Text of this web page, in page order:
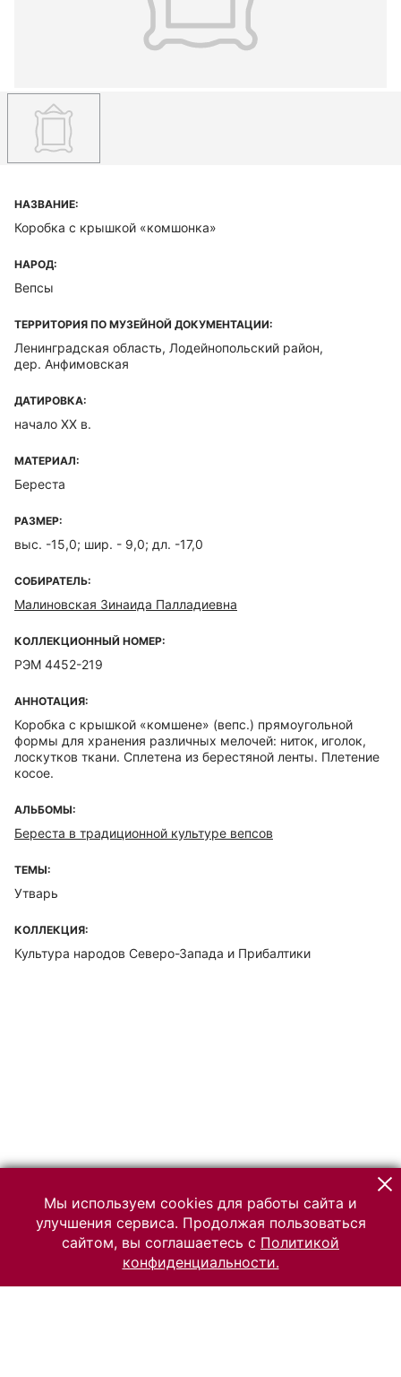
НАЗВАНИЕ:
Коробка с крышкой «комшонка»
НАРОД:
Вепсы
ТЕРРИТОРИЯ ПО МУЗЕЙНОЙ ДОКУМЕНТАЦИИ:
Ленинградская область, Лодейнопольский район,
дер. Анфимовская
ДАТИРОВКА:
начало XX в.
МАТЕРИАЛ:
Береста
РАЗМЕР:
выс. -15,0; шир. - 9,0; дл. -17,0
СОБИРАТЕЛЬ:
Малиновская Зинаида Палладиевна
КОЛЛЕКЦИОННЫЙ НОМЕР:
РЭМ 4452-219
АННОТАЦИЯ:
Коробка с крышкой «комшене» (вепс.) прямоугольной
формы для хранения различных мелочей: ниток, иголок,
лоскутков ткани. Сплетена из берестяной ленты. Плетение
косое.
АЛЬБОМЫ:
Береста в традиционной культуре вепсов
ТЕМЫ:
Утварь
КОЛЛЕКЦИЯ:
Культура народов Северо-Запада и Прибалтики
Мы используем cookies для работы сайта и
улучшения сервиса. Продолжая пользоваться
сайтом, вы соглашаетесь с Политикой
конфиденциальности.